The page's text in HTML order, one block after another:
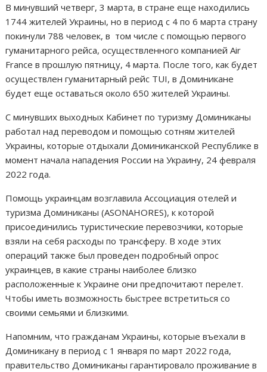
В минувший четверг, 3 марта, в стране еще находились
1744 жителей Украины, но в период с 4 по 6 марта страну
покинули 788 человек, в том числе с помощью первого
гуманитарного рейса, осуществленного компанией Air
France в прошлую пятницу, 4 марта. После того, как будет
осуществлен гуманитарный рейс TUI, в Доминикане
будет еще оставаться около 650 жителей Украины.
С минувших выходных Кабинет по туризму Доминиканы
работал над переводом и помощью сотням жителей
Украины, которые отдыхали Доминиканской Республике в
момент начала нападения России на Украину, 24 февраля
2022 года.
Помощь украинцам возглавила Ассоциация отелей и
туризма Доминиканы (ASONAHORES), к которой
присоединились туристические перевозчики, которые
взяли на себя расходы по трансферу. В ходе этих
операций также был проведен подробный опрос
украинцев, в какие страны наиболее близко
расположенные к Украине они предпочитают перелет.
Чтобы иметь возможность быстрее встретиться со
своими семьями и близкими.
Напомним, что гражданам Украины, которые въехали в
Доминикану в период с 1 января по март 2022 года,
правительство Доминиканы гарантировало проживание в